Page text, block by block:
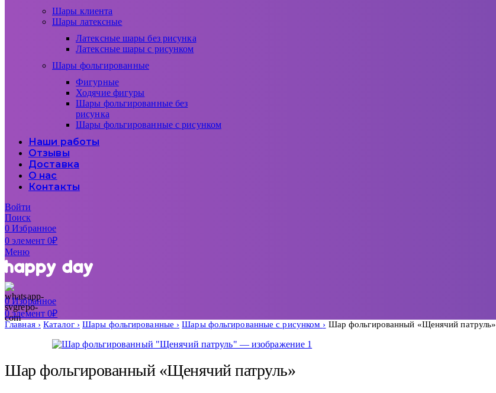
Шары клиента
Шары латексные
Латексные шары без рисунка
Латексные шары с рисунком
Шары фольгированные
Фигурные
Ходячие фигуры
Шары фольгированные без
рисунка
Шары фольгированные с рисунком
Наши работы
Отзывы
Доставка
О нас
Контакты
Войти
Поиск
0Избранное
0элемент 0₽
Меню
0Избранное
0элемент 0₽
Главная Каталог Шары фольгированные Шары фольгированные с рисунком Шар фольгированный «Щенячий патруль»
Шар фольгированный «Щенячий патруль»